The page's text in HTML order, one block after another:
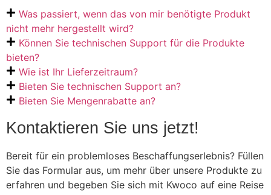
Was passiert, wenn das von mir benötigte Produkt
nicht mehr hergestellt wird?
Können Sie technischen Support für die Produkte
bieten?
Wie ist Ihr Lieferzeitraum?
Bieten Sie technischen Support an?
Bieten Sie Mengenrabatte an?
Kontaktieren Sie uns jetzt!
Bereit für ein problemloses Beschaffungserlebnis? Füllen
Sie das Formular aus, um mehr über unsere Produkte zu
erfahren und begeben Sie sich mit Kwoco auf eine Reise